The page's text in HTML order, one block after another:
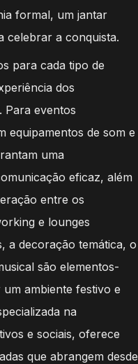
formal, um jantar
celebrar a conquista.
para cada tipo de
dos
Para eventos
equipamentos de som e
uma
eficaz, além
entre os
e lounges
a decoração temática, o
são elementos-
ambiente festivo e
na
e sociais, oferece
que abrangem desde